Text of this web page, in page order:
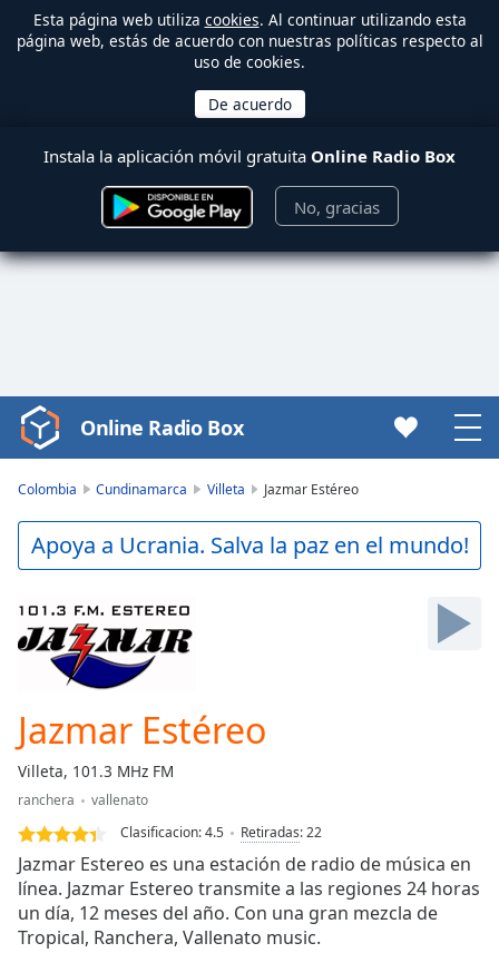
Esta página web utiliza cookies. Al continuar utilizando esta
página web, estás de acuerdo con nuestras políticas respecto al
uso de cookies.
Instala la aplicación móvil gratuita Online Radio Box
No, gracias
Video
Player
Play
Video
Skip
Backward
Skip
Forward
Current
Time0:00
Duration
Loaded:
0.00%
Stream
TypeLIVE
Seek to
live,
currently
Online Radio Box
Colombia Cundinamarca Villeta Jazmar Estéreo
Apoya a Ucrania. Salva la paz en el mundo!
Jazmar Estéreo
Villeta, 101.3 MHz FM
ranchera
vallenato
Clasificacion:4.5 Retiradas:22
Jazmar Estereo es una estación de radio de música en
línea. Jazmar Estereo transmite a las regiones 24 horas
un día, 12 meses del año. Con una gran mezcla de
Tropical, Ranchera, Vallenato music.